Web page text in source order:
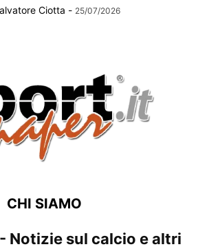
Ciotta - 25/07/2026
CHI SIAMO
Notizie sul calcio e altri